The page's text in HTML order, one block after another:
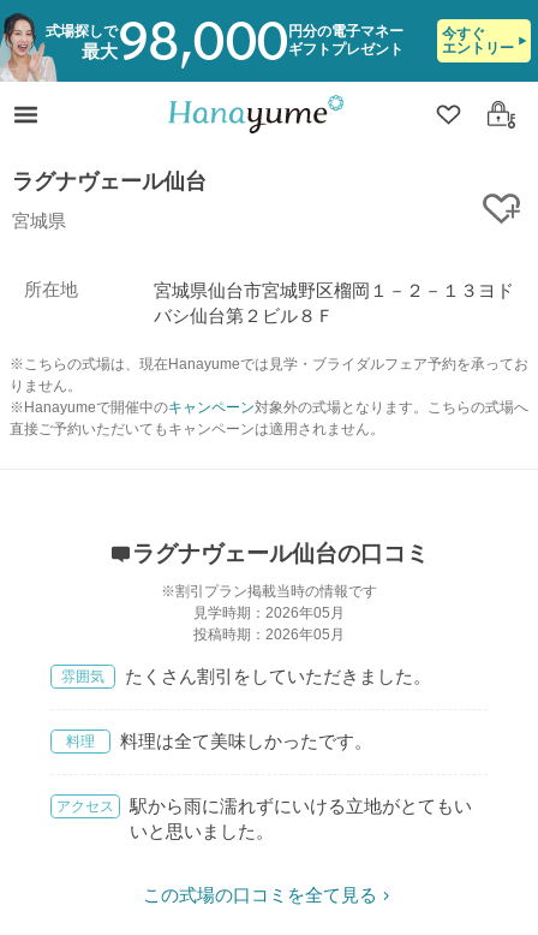
式場探しで
最大98,000 円分の電子マネー
ギフトプレゼント
今すぐ
エントリー
クリップ
ログ
ラグナヴェール仙台
宮城県
所在地
宮城県仙台市宮城野区榴岡１－２－１３ヨド
バシ仙台第２ビル８Ｆ
※こちらの式場は、現在Hanayumeでは見学・ブライダルフェア予約を承ってお
りません。
※Hanayumeで開催中のキャンペーン対象外の式場となります。こちらの式場へ
直接ご予約いただいてもキャンペーンは適用されません。
ラグナヴェール仙台の口コミ
※割引プラン掲載当時の情報です
見学時期：2026年05月
投稿時期：2026年05月
雰囲気 たくさん割引をしていただきました。
料理 料理は全て美味しかったです。
アクセス
駅から雨に濡れずにいける立地がとてもい
いと思いました。
この式場の口コミを全て見る